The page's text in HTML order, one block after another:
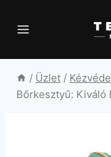
/ Üzlet /
Bőrkesztyű: Kiváló